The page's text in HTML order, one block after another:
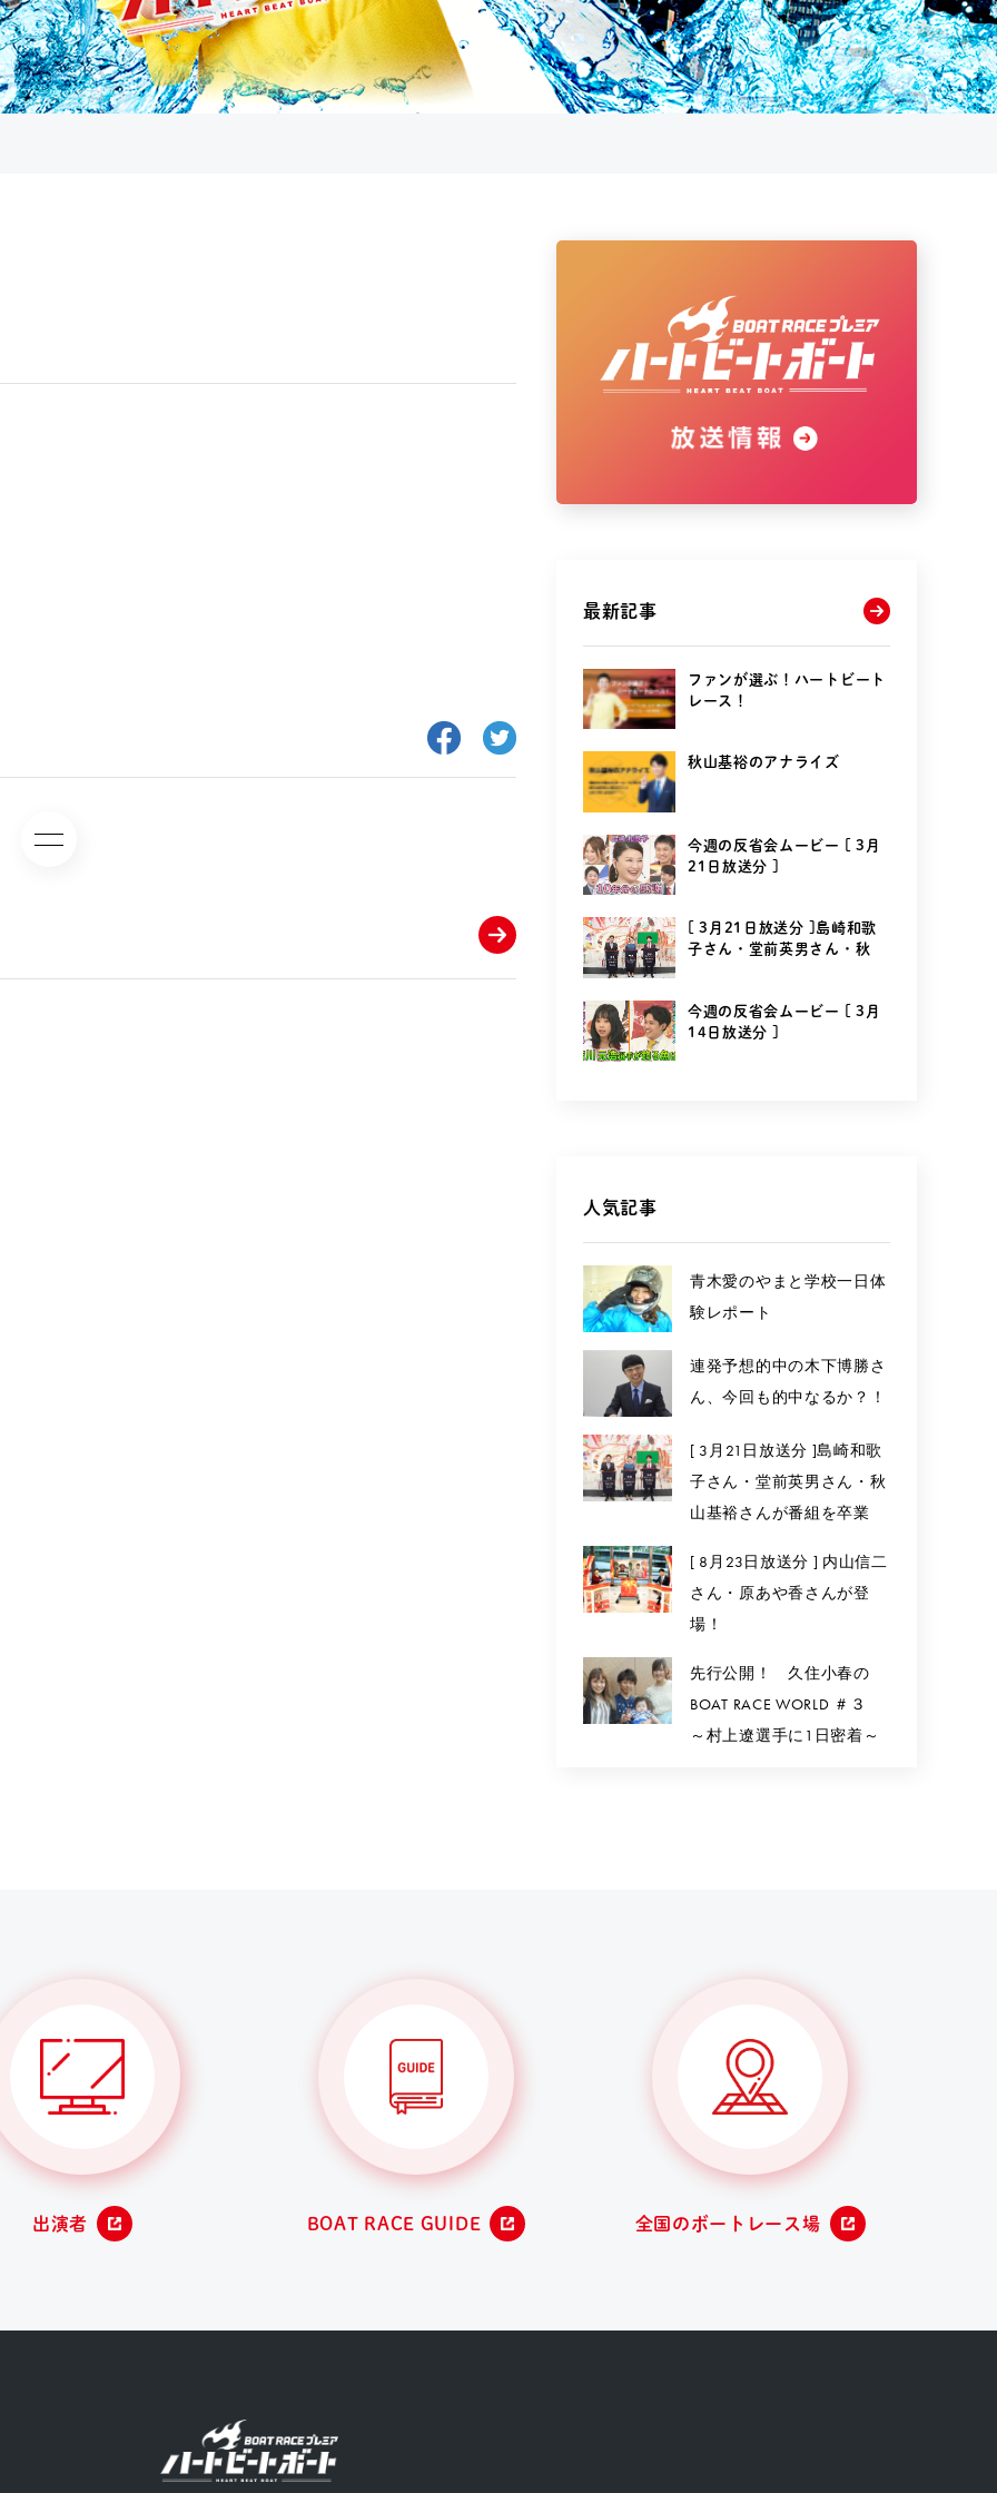
最新記事
ファンが選ぶ！ハートビート
レース！
秋山基裕のアナライズ
今週の反省会ムービー [ 3月
21日放送分 ]
[ 3月21日放送分 ]島崎和歌
子さん・堂前英男さん・秋
今週の反省会ムービー [ 3月
14日放送分 ]
人気記事
青木愛のやまと学校一日体
験レポート
連発予想的中の木下博勝さ
ん、今回も的中なるか？！
[ 3月21日放送分 ]島崎和歌
子さん・堂前英男さん・秋
山基裕さんが番組を卒業
[ 8月23日放送分 ] 内山信二
さん・原あや香さんが登
場！
先行公開！ 久住小春の
BOAT RACE WORLD ＃３
～村上遼選手に1日密着～
出演者 BOAT RACE GUIDE 全国のボートレース場